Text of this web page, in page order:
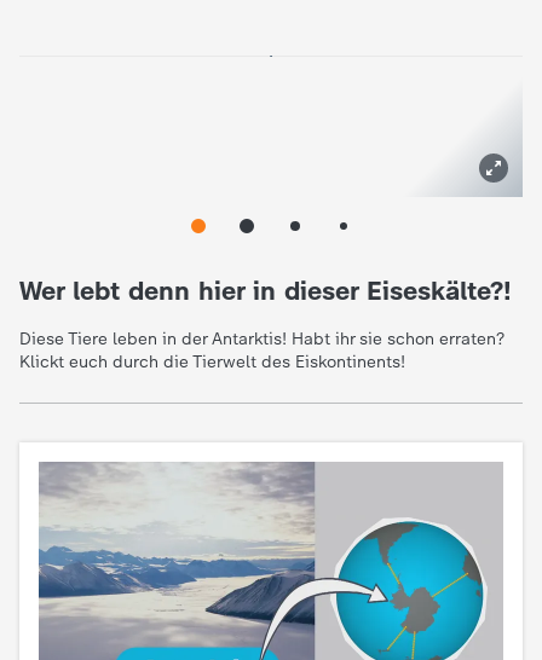
Wer lebt denn hier in dieser Eiseskälte?!
Diese Tiere leben in der Antarktis! Habt ihr sie schon erraten?
Klickt euch durch die Tierwelt des Eiskontinents!